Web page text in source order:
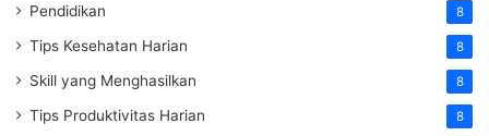
Pendidikan 8
Tips Kesehatan Harian 8
Skill yang Menghasilkan 8
Tips Produktivitas Harian 8